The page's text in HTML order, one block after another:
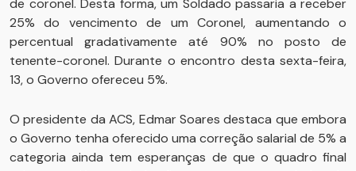
de coronel. Desta forma, um Soldado passaria a receber
25% do vencimento de um Coronel, aumentando o
percentual gradativamente até 90% no posto de
tenente-coronel. Durante o encontro desta sexta-feira,
13, o Governo ofereceu 5%.
O presidente da ACS, Edmar Soares destaca que embora
o Governo tenha oferecido uma correção salarial de 5% a
categoria ainda tem esperanças de que o quadro final